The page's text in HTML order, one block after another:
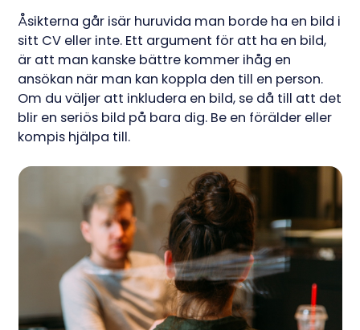
Åsikterna går isär huruvida man borde ha en bild i
sitt CV eller inte. Ett argument för att ha en bild,
är att man kanske bättre kommer ihåg en
ansökan när man kan koppla den till en person.
Om du väljer att inkludera en bild, se då till att det
blir en seriös bild på bara dig. Be en förälder eller
kompis hjälpa till.